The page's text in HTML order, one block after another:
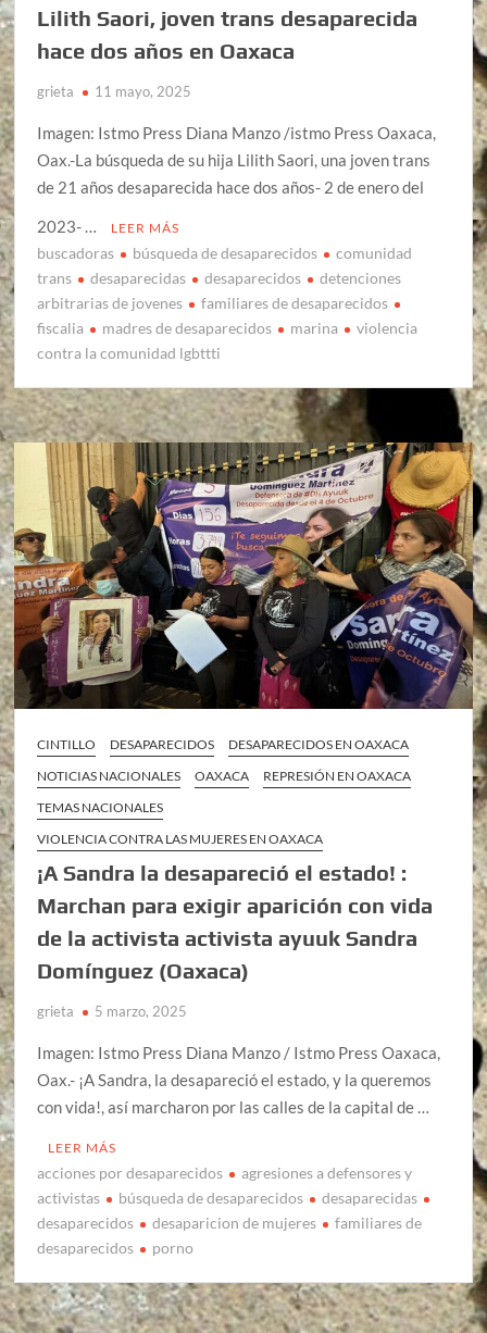
Lilith Saori, joven trans desaparecida
hace dos años en Oaxaca
grieta 11 mayo, 2025
Imagen: Istmo Press Diana Manzo /istmo Press Oaxaca,
Oax.-La búsqueda de su hija Lilith Saori, una joven trans
de 21 años desaparecida hace dos años- 2 de enero del
2023- …
LEER MÁS
buscadoras búsqueda de desaparecidos
comunidad
trans
desaparecidas desaparecidos
detenciones
arbitrarias de jovenes
familiares de desaparecidos
fiscalia
madres de desaparecidos marina
violencia
contra la comunidad lgbttti
CINTILLO DESAPARECIDOS
DESAPARECIDOS EN OAXACA
NOTICIAS NACIONALES
OAXACA
REPRESIÓN EN OAXACA
TEMAS NACIONALES
VIOLENCIA CONTRA LAS MUJERES EN OAXACA
¡A Sandra la desapareció el estado! :
Marchan para exigir aparición con vida
de la activista activista ayuuk Sandra
Domínguez (Oaxaca)
grieta 5 marzo, 2025
Imagen: Istmo Press Diana Manzo / Istmo Press Oaxaca,
Oax.- ¡A Sandra, la desapareció el estado, y la queremos
con vida!, así marcharon por las calles de la capital de …
LEER MÁS
acciones por desaparecidos
agresiones a defensores y
activistas
búsqueda de desaparecidos
desaparecidas
desaparecidos
desaparicion de mujeres
familiares de
desaparecidos
porno